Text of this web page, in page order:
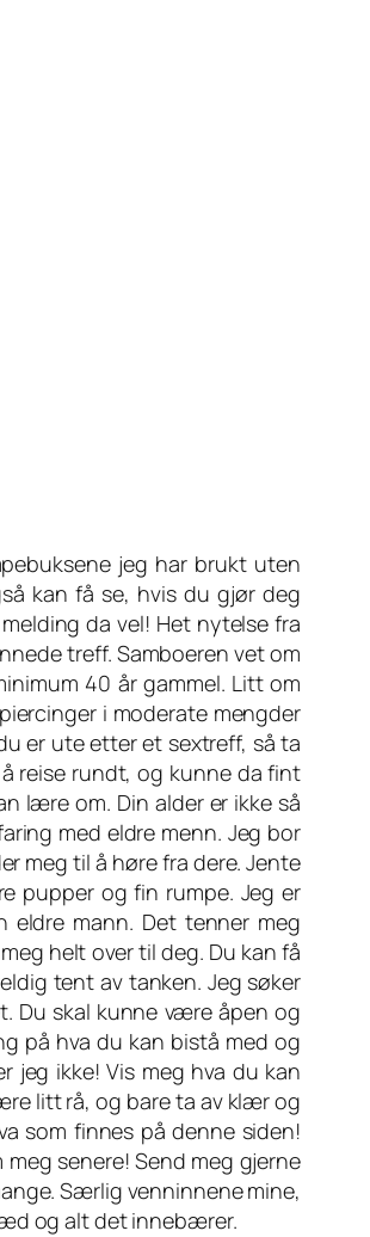
jeg har brukt uten
kan få se, hvis du gjør deg
da vel! Het nytelse fra
treff. Samboeren vet om
40 år gammel. Litt om
i moderate mengder
er ute etter et sextreff, så ta
reise rundt, og kunne da fint
lære om. Din alder er ikke så
med eldre menn. Jeg bor
meg til å høre fra dere. Jente
pupper og fin rumpe. Jeg er
eldre mann. Det tenner meg
helt over til deg. Du kan få
tent av tanken. Jeg søker
Du skal kunne være åpen og
på hva du kan bistå med og
jeg ikke! Vis meg hva du kan
litt rå, og bare ta av klær og
som finnes på denne siden!
senere! Send meg gjerne
Særlig venninnene mine,
og alt det innebærer.